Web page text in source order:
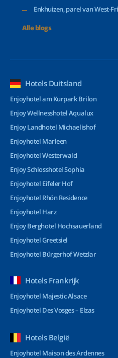
Enkhuizen, parel van West-
Alle blogs
Hotels Duitsland
Enjoyhotel am Kurpark Brilon
Enjoy Wellnesshotel Aqualux
Enjoy Landhotel Michaelishof
Enjoyhotel Marleen
Enjoyhotel Westerwald
Enjoy Schlosshotel Sophia
Enjoyhotel Eifeler Hof
Enjoyhotel Rhön Residence
Enjoyhotel Harz
Enjoy Berghotel Hochsauerland
Enjoyhotel Greetsiel
Enjoyhotel Bürgerhof Wetzlar
Hotels Frankrijk
Enjoyhotel Majestic Alsace
Enjoyhotel Des Vosges – Elzas
Hotels België
Enjoyhotel Maison des Ardennes